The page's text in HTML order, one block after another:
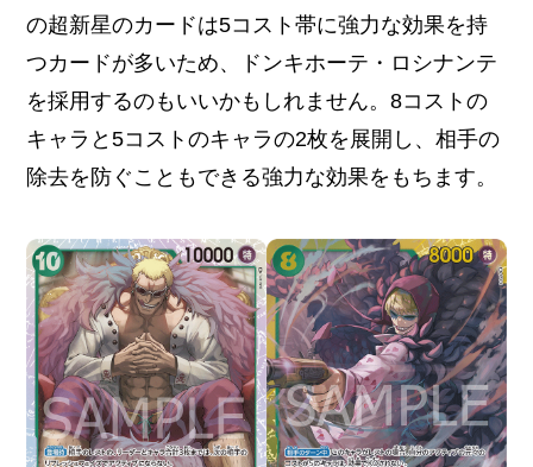
の超新星のカードは5コスト帯に強力な効果を持
つカードが多いため、ドンキホーテ・ロシナンテ
を採用するのもいいかもしれません。8コストの
キャラと5コストのキャラの2枚を展開し、相手の
除去を防ぐこともできる強力な効果をもちます。